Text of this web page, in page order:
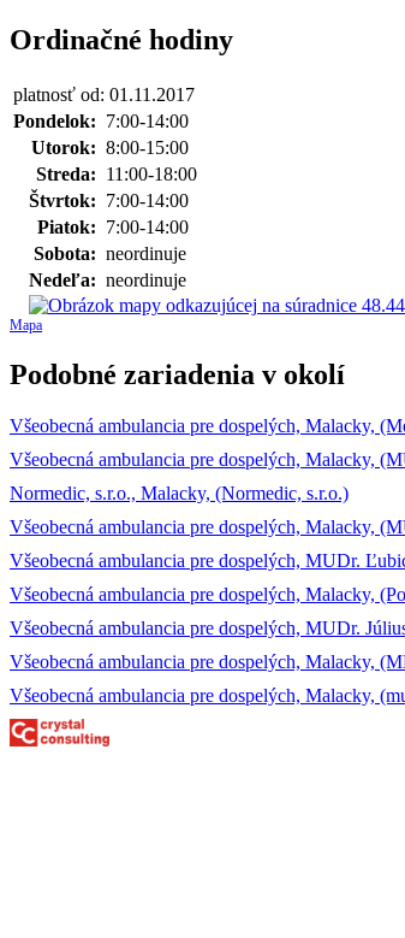
Ordinačné hodiny
platnosť od: 01.11.2017
Pondelok: 7:00-14:00
Utorok: 8:00-15:00
Streda: 11:00-18:00
Štvrtok: 7:00-14:00
Piatok: 7:00-14:00
Sobota: neordinuje
Nedeľa: neordinuje
Mapa
Podobné zariadenia v okolí
Všeobecná ambulancia pre dospelých, Malacky,
Všeobecná ambulancia pre dospelých, Malacky,
Normedic, s.r.o., Malacky, (Normedic, s.r.o.)
Všeobecná ambulancia pre dospelých, Malacky,
Všeobecná ambulancia pre dospelých, MUDr.
Všeobecná ambulancia pre dospelých, Malacky,
Všeobecná ambulancia pre dospelých, MUDr.
Všeobecná ambulancia pre dospelých, Malacky,
Všeobecná ambulancia pre dospelých, Malacky,